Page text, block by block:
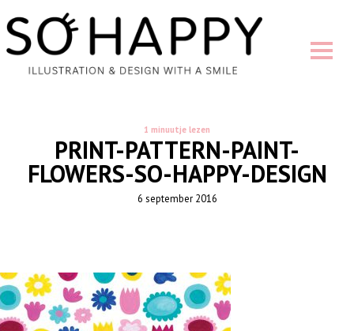
1 minuutje lezen
PRINT-PATTERN-PAINT-
FLOWERS-SO-HAPPY-DESIGN
6 september 2016